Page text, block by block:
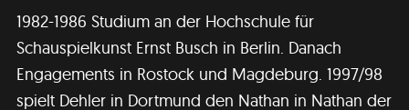
1982-1986 Studium an der Hochschule für
Schauspielkunst Ernst Busch in Berlin. Danach
Engagements in Rostock und Magdeburg. 1997/98
spielt Dehler in Dortmund den Nathan in Nathan der